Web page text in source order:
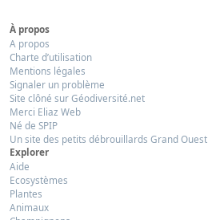
À propos
A propos
Charte d’utilisation
Mentions légales
Signaler un problème
Site clôné sur Géodiversité.net
Merci Eliaz Web
Né de SPIP
Un site des petits débrouillards Grand Ouest
Explorer
Aide
Ecosystèmes
Plantes
Animaux